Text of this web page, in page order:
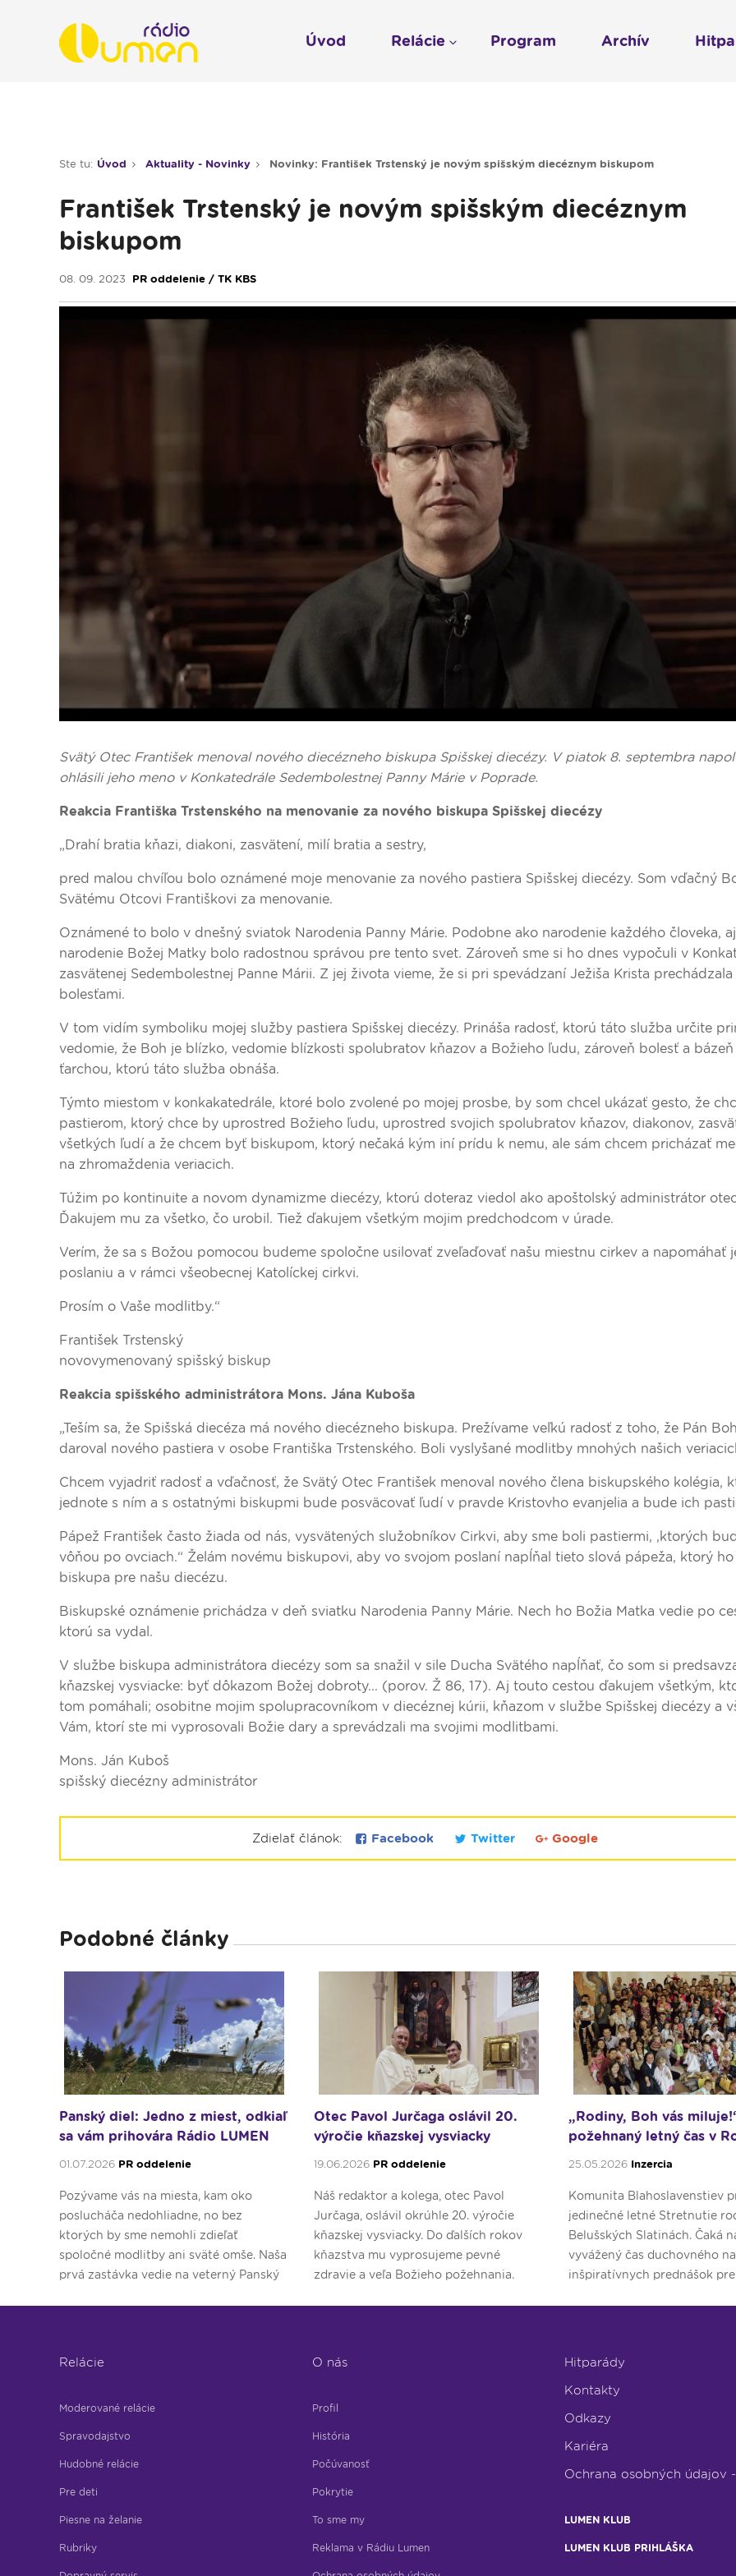
Ste tu: Úvod Aktuality - Novinky Novinky: František Trstenský je novým spišským diecéznym biskupom
František Trstenský je novým spišským diecéznym
biskupom
08. 09. 2023 PR oddelenie / TK KBS
Svätý Otec František menoval nového diecézneho biskupa Spišskej diecézy. V piatok 8. septembra
ohlásili jeho meno v Konkatedrále Sedembolestnej Panny Márie v Poprade.
Reakcia Františka Trstenského na menovanie za nového biskupa Spišskej diecézy
„Drahí bratia kňazi, diakoni, zasvätení, milí bratia a sestry,
pred malou chvíľou bolo oznámené moje menovanie za nového pastiera Spišskej diecézy. Som vďačný
Svätému Otcovi Františkovi za menovanie.
Oznámené to bolo v dnešný sviatok Narodenia Panny Márie. Podobne ako narodenie každého človeka, aj
narodenie Božej Matky bolo radostnou správou pre tento svet. Zároveň sme si ho dnes vypočuli v
zasvätenej Sedembolestnej Panne Márii. Z jej života vieme, že si pri spevádzaní Ježiša Krista prechádzala
bolesťami.
V tom vidím symboliku mojej služby pastiera Spišskej diecézy. Prináša radosť, ktorú táto služba určite
vedomie, že Boh je blízko, vedomie blízkosti spolubratov kňazov a Božieho ľudu, zároveň bolesť a
ťarchou, ktorú táto služba obnáša.
Týmto miestom v konkakatedrále, ktoré bolo zvolené po mojej prosbe, by som chcel ukázať gesto, že
pastierom, ktorý chce by uprostred Božieho ľudu, uprostred svojich spolubratov kňazov, diakonov,
všetkých ľudí a že chcem byť biskupom, ktorý nečaká kým iní prídu k nemu, ale sám chcem pricházať
na zhromaždenia veriacich.
Túžim po kontinuite a novom dynamizme diecézy, ktorú doteraz viedol ako apoštolský administrátor
Ďakujem mu za všetko, čo urobil. Tiež ďakujem všetkým mojim predchodcom v úrade.
Verím, že sa s Božou pomocou budeme spoločne usilovať zveľaďovať našu miestnu cirkev a napomáhať
poslaniu a v rámci všeobecnej Katolíckej cirkvi.
Prosím o Vaše modlitby.“
František Trstenský
novovymenovaný spišský biskup
Reakcia spišského administrátora Mons. Jána Kuboša
„Teším sa, že Spišská diecéza má nového diecézneho biskupa. Prežívame veľkú radosť z toho, že Pán
daroval nového pastiera v osobe Františka Trstenského. Boli vyslyšané modlitby mnohých našich
Chcem vyjadriť radosť a vďačnosť, že Svätý Otec František menoval nového člena biskupského kolégia,
jednote s ním a s ostatnými biskupmi bude posväcovať ľudí v pravde Kristovho evanjelia a bude ich
Pápež František často žiada od nás, vysvätených služobníkov Cirkvi, aby sme boli pastiermi, ,ktorých
vôňou po ovciach.“ Želám novému biskupovi, aby vo svojom poslaní napĺňal tieto slová pápeža, ktorý
biskupa pre našu diecézu.
Biskupské oznámenie prichádza v deň sviatku Narodenia Panny Márie. Nech ho Božia Matka vedie po
ktorú sa vydal.
V službe biskupa administrátora diecézy som sa snažil v sile Ducha Svätého napĺňať, čo som si
kňazskej vysviacke: byť dôkazom Božej dobroty... (porov. Ž 86, 17). Aj touto cestou ďakujem všetkým,
tom pomáhali; osobitne mojim spolupracovníkom v diecéznej kúrii, kňazom v službe Spišskej diecézy a
Vám, ktorí ste mi vyprosovali Božie dary a sprevádzali ma svojimi modlitbami.
Mons. Ján Kuboš
spišský diecézny administrátor
Zdielať článok: Facebook Twitter Google
Podobné články
Panský diel: Jedno z miest, odkiaľ
sa vám prihovára Rádio LUMEN
01.07.2026 PR oddelenie
Pozývame vás na miesta, kam oko
poslucháča nedohliadne, no bez
ktorých by sme nemohli zdieľať
spoločné modlitby ani sväté omše. Naša
prvá zastávka vedie na veterný Panský
Otec Pavol Jurčaga oslávil 20.
výročie kňazskej vysviacky
19.06.2026 PR oddelenie
Náš redaktor a kolega, otec Pavol
Jurčaga, oslávil okrúhle 20. výročie
kňazskej vysviacky. Do ďalších rokov
kňazstva mu vyprosujeme pevné
zdravie a veľa Božieho požehnania.
„Rodiny, Boh vás
požehnaný letný čas v
25.05.2026 Inzercia
Komunita Blahoslavenstiev
jedinečné letné Stretnutie
Belušských Slatinách. Čaká
vyvážený čas duchovného
inšpiratívnych prednášok
Relácie
Moderované relácie
Spravodajstvo
Hudobné relácie
Pre deti
Piesne na želanie
Rubriky
O nás
Profil
História
Počúvanosť
Pokrytie
To sme my
Reklama v Rádiu Lumen
Hitparády
Kontakty
Odkazy
Kariéra
Ochrana osobných údajov
LUMEN KLUB
LUMEN KLUB PRIHLÁŠKA
Profil
Reklama v Rádiu
Úvod Relácie
Moderované relácie
Pre deti
Hudobné relácie
Piesne na želanie
Rubriky
Rádio Vatikán - CZ Kresťanské noviny
Program Archív